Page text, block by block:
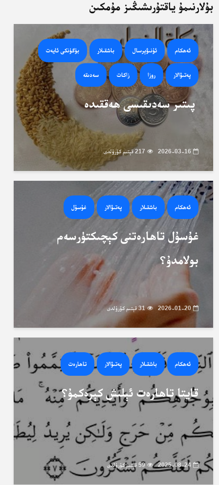
بۇلارنىمۇ ياقتۇرىشىڭىز مۇمكىن
ئەھكام ئۇنىۋېرسال باشقىلار بۈگۈنكى ئايەت
پەتىۋالار روزا زاكات سەدىقە
پىتىر سەدىقىسى ھەققىدە
2026-03-16 217 قېتىم كۆرۈلدى
ئەھكام باشقىلار پەتىۋالار غۇسۇل
غۇسۇل تاھارەتنى كېچىكتۈرسەم
بولامدۇ؟
2026-01-20 31 قېتىم كۆرۈلدى
ئەھكام باشقىلار پەتىۋالار تاھارەت
قايتا تاھارەت ئېلىش كېرەكمۇ؟
2025-08-24 59 قېتىم كۆرۈلدى